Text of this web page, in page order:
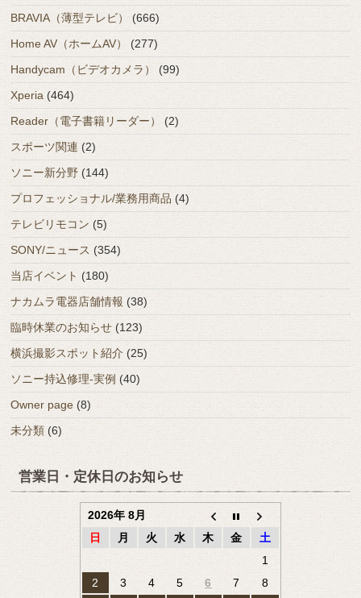
BRAVIA（薄型テレビ）
(666)
Home AV（ホームAV）
(277)
Handycam（ビデオカメラ）
(99)
Xperia (464)
Reader（電子書籍リーダー）
(2)
スポーツ関連 (2)
ソニー新分野 (144)
プロフェッショナル/業務用商品 (4)
テレビリモコン (5)
SONY/ニュース (354)
当店イベント (180)
ナカムラ電器店舗情報 (38)
臨時休業のお知らせ (123)
横浜撮影スポット紹介 (25)
ソニー持込修理-実例 (40)
Owner page (8)
未分類 (6)
営業日・定休日のお知らせ
2026年 8月
日
月 火 水 木 金
土
1
2
3 4 5 6 7
8